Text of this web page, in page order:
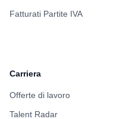
Fatturati Partite IVA
Carriera
Offerte di lavoro
Talent Radar